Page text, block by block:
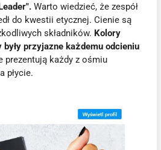
Warto wiedzieć, że zespół
do kwestii etycznej. Cienie są
składników. Kolory
były przyjazne każdemu odcieniu
prezentują każdy z ośmiu
płycie.